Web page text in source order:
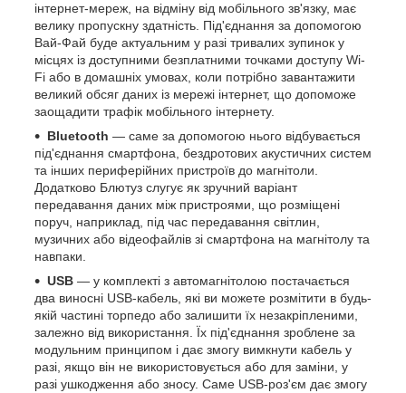
інтернет-мереж, на відміну від мобільного зв'язку, має
велику пропускну здатність. Під'єднання за допомогою
Вай-Фай буде актуальним у разі тривалих зупинок у
місцях із доступними безплатними точками доступу Wi-
Fi або в домашніх умовах, коли потрібно завантажити
великий обсяг даних із мережі інтернет, що допоможе
заощадити трафік мобільного інтернету.
Bluetooth — саме за допомогою нього відбувається
під'єднання смартфона, бездротових акустичних систем
та інших периферійних пристроїв до магнітоли.
Додатково Блютуз слугує як зручний варіант
передавання даних між пристроями, що розміщені
поруч, наприклад, під час передавання світлин,
музичних або відеофайлів зі смартфона на магнітолу та
навпаки.
USB — у комплекті з автомагнітолою постачається
два виносні USB-кабель, які ви можете розмітити в будь-
якій частині торпедо або залишити їх незакріпленими,
залежно від використання. Їх під'єднання зроблене за
модульним принципом і дає змогу вимкнути кабель у
разі, якщо він не використовується або для заміни, у
разі ушкодження або зносу. Саме USB-роз'єм дає змогу